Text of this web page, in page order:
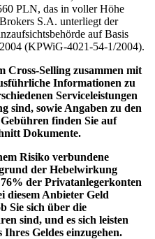
PLN, das in voller Höhe
S.A. unterliegt der
auf Basis
(KPWiG-4021-54-1/2004).
Cross-Selling zusammen mit
Informationen zu
Serviceleistungen
sind, sowie Angaben zu den
finden Sie auf
Dokumente.
Risiko verbundene
der Hebelwirkung
der Privatanlegerkonten
diesem Anbieter Geld
Sie sich über die
sind, und es sich leisten
Geldes einzugehen.